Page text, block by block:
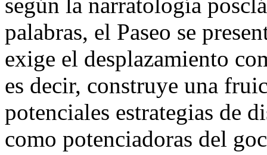
según la narratología
palabras, el Paseo se
exige el desplazamiento
es decir, construye una
potenciales estrategias de
como potenciadoras del